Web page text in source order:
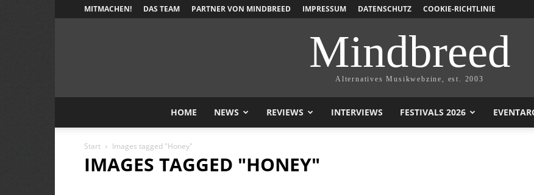
MITMACHEN! DAS TEAM PARTNER VON MINDBREED IMPRESSUM DATENSCHUTZ COOKIE-RICHTLINIE
Mindbreed
Alternatives Musikwebzine, est. 2003
HOME NEWS REVIEWS INTERVIEWS FESTIVALS 2026
Start Images tagged "Honey"
IMAGES TAGGED "HONEY"